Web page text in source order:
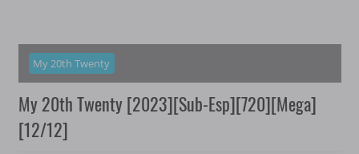
My 20th Twenty
My 20th Twenty [2023][Sub-Esp][720][Mega]
[12/12]